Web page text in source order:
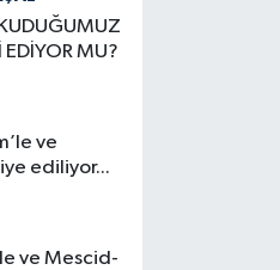
EDİYOR MU?
ve
ediliyor...
ve Mescid-